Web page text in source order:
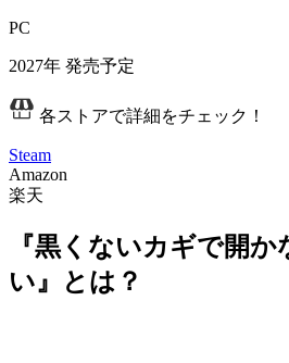
PC
2027年 発売予定
各ストアで詳細をチェック！
Steam
Amazon
楽天
『黒くないカギで開
い』とは？